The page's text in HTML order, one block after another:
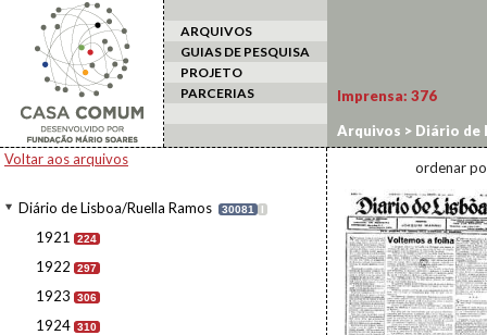
ARQUIVOS
GUIAS DE PESQUISA
PROJETO
PARCERIAS
Voltar aos arquivos
Diário de Lisboa/Ruella Ramos 30081 I
1921 224
1922 297
1923 306
1924 310
Imprensa: 376
Arquivos > Diário de
ordenar